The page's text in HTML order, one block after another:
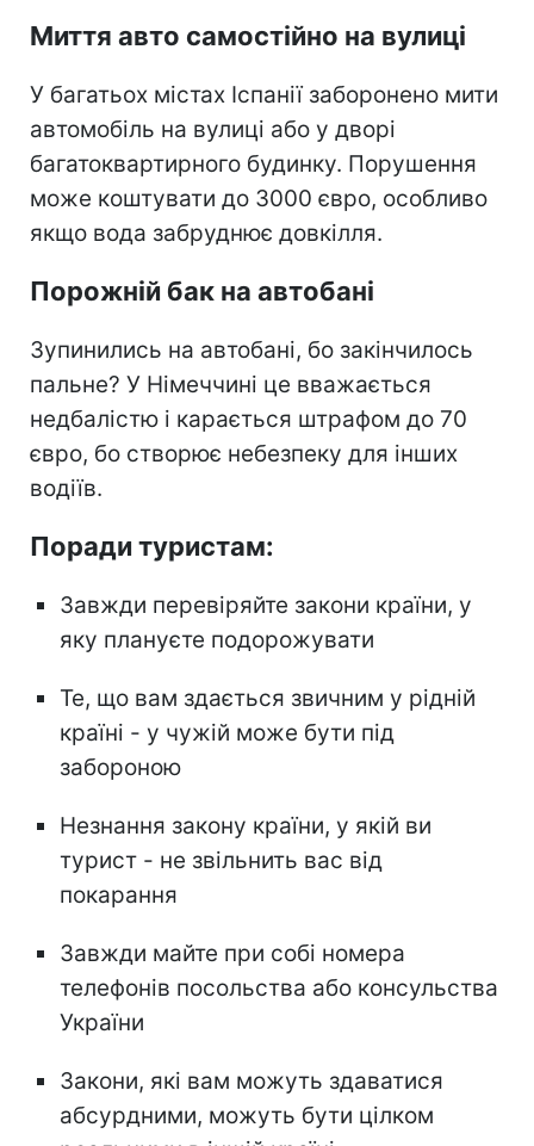
Миття авто самостійно на вулиці
У багатьох містах Іспанії заборонено мити
автомобіль на вулиці або у дворі
багатоквартирного будинку. Порушення
може коштувати до 3000 євро, особливо
якщо вода забруднює довкілля.
Порожній бак на автобані
Зупинились на автобані, бо закінчилось
пальне? У Німеччині це вважається
недбалістю і карається штрафом до 70
євро, бо створює небезпеку для інших
водіїв.
Поради туристам:
Завжди перевіряйте закони країни, у
яку плануєте подорожувати
Те, що вам здається звичним у рідній
країні - у чужій може бути під
забороною
Незнання закону країни, у якій ви
турист - не звільнить вас від
покарання
Завжди майте при собі номера
телефонів посольства або консульства
України
Закони, які вам можуть здаватися
абсурдними, можуть бути цілком